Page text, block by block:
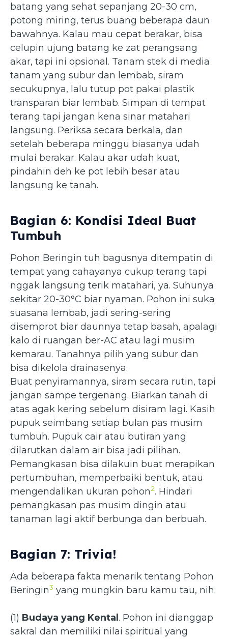
batang yang sehat sepanjang 20-30 cm,
potong miring, terus buang beberapa daun
bawahnya. Kalau mau cepat berakar, bisa
celupin ujung batang ke zat perangsang
akar, tapi ini opsional. Tanam stek di media
tanam yang subur dan lembab, siram
secukupnya, lalu tutup pot pakai plastik
transparan biar lembab. Simpan di tempat
terang tapi jangan kena sinar matahari
langsung. Periksa secara berkala, dan
setelah beberapa minggu biasanya udah
mulai berakar. Kalau akar udah kuat,
pindahin deh ke pot lebih besar atau
langsung ke tanah.
Bagian 6: Kondisi Ideal Buat
Tumbuh
Pohon Beringin tuh bagusnya ditempatin di
tempat yang cahayanya cukup terang tapi
nggak langsung terik matahari, ya. Suhunya
sekitar 20-30°C biar nyaman. Pohon ini suka
suasana lembab, jadi sering-sering
disemprot biar daunnya tetap basah, apalagi
kalo di ruangan ber-AC atau lagi musim
kemarau. Tanahnya pilih yang subur dan
bisa dikelola drainasenya.
Buat penyiramannya, siram secara rutin, tapi
jangan sampe tergenang. Biarkan tanah di
atas agak kering sebelum disiram lagi. Kasih
pupuk seimbang setiap bulan pas musim
tumbuh. Pupuk cair atau butiran yang
dilarutkan dalam air bisa jadi pilihan.
Pemangkasan bisa dilakuin buat merapikan
pertumbuhan, memperbaiki bentuk, atau
mengendalikan ukuran pohon2. Hindari
pemangkasan pas musim dingin atau
tanaman lagi aktif berbunga dan berbuah.
Bagian 7: Trivia!
Ada beberapa fakta menarik tentang Pohon
Beringin3 yang mungkin baru kamu tau, nih:
(1) Budaya yang Kental . Pohon ini dianggap
sakral dan memiliki nilai spiritual yang